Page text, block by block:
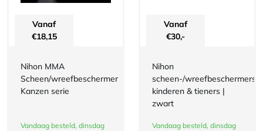
Vanaf
€18,15
Nihon MMA
Scheen/wreefbeschermer
Kanzen serie
Vandaag besteld, dinsdag
Vanaf
€30,-
Nihon
scheen-/wreefbeschermers
kinderen & tieners |
zwart
Vandaag besteld, dinsdag